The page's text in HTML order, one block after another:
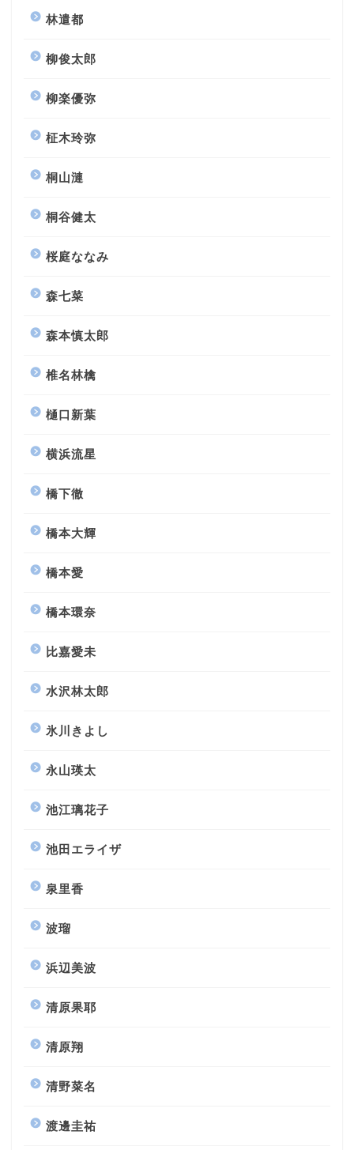
林遣都
柳俊太郎
柳楽優弥
柾木玲弥
桐山漣
桐谷健太
桜庭ななみ
森七菜
森本慎太郎
椎名林檎
樋口新葉
横浜流星
橋下徹
橋本大輝
橋本愛
橋本環奈
比嘉愛未
水沢林太郎
氷川きよし
永山瑛太
池江璃花子
池田エライザ
泉里香
波瑠
浜辺美波
清原果耶
清原翔
清野菜名
渡邊圭祐